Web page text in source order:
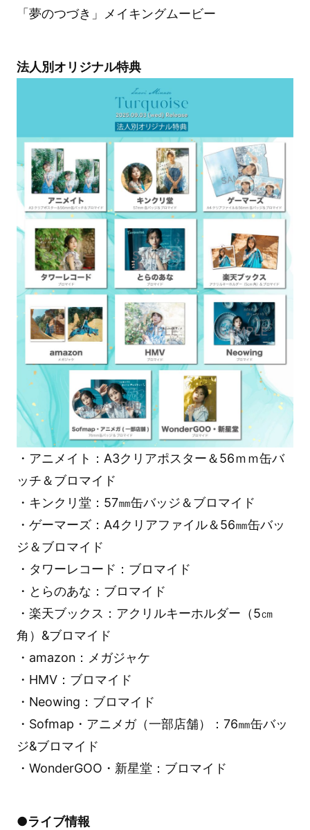
「夢のつづき」メイキングムービー
法人別オリジナル特典
・アニメイト：A3クリアポスター＆56ｍｍ缶バ
ッチ＆ブロマイド
・キンクリ堂：57㎜缶バッジ＆ブロマイド
・ゲーマーズ：A4クリアファイル＆56㎜缶バッ
ジ＆ブロマイド
・タワーレコード：ブロマイド
・とらのあな：ブロマイド
・楽天ブックス：アクリルキーホルダー（5㎝
角）&ブロマイド
・amazon：メガジャケ
・HMV：ブロマイド
・Neowing：ブロマイド
・Sofmap・アニメガ（一部店舗）：76㎜缶バッ
ジ&ブロマイド
・WonderGOO・新星堂：ブロマイド
●ライブ情報